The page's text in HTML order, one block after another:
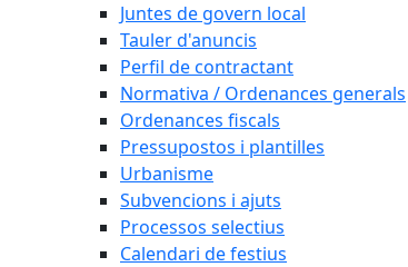
Juntes de govern local
Tauler d'anuncis
Perfil de contractant
Normativa / Ordenances generals
Ordenances fiscals
Pressupostos i plantilles
Urbanisme
Subvencions i ajuts
Processos selectius
Calendari de festius